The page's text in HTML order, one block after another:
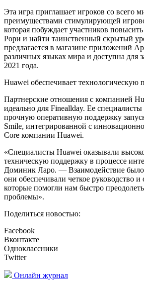
Эта игра приглашает игроков со всего
преимуществами стимулирующей
которая побуждает участников
Рори и найти таинственный скрытый
предлагается в магазине приложений
различных языках мира и доступна для
2021 года.
Huawei обеспечивает технологическую
Партнерские отношения с компанией
идеально для Fineallday. Ее специалисты
прочную оперативную поддержку
Smile, интегрированной с
Core компании Huawei.
«Специалисты Huawei оказывали
техническую поддержку в процессе
Доминик Ларо. — Взаимодействие
они обеспечивали четкое руководство и
которые помогли нам быстро
проблемы».
Поделиться новостью:
Facebook
Вконтакте
Одноклассники
Twitter
Онлайн журнал